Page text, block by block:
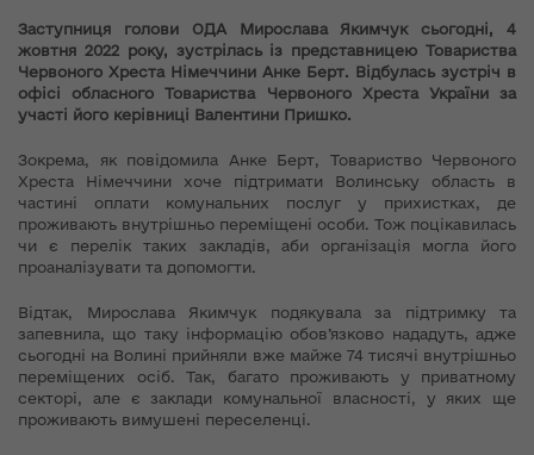
Заступниця голови ОДА Мирослава Якимчук сьогодні, 4
жовтня 2022 року, зустрілась із представницею Товариства
Червоного Хреста Німеччини Анке Берт. Відбулась зустріч в
офісі обласного Товариства Червоного Хреста України за
участі його керівниці Валентини Пришко.
Зокрема, як повідомила Анке Берт, Товариство Червоного
Хреста Німеччини хоче підтримати Волинську область в
частині оплати комунальних послуг у прихистках, де
проживають внутрішньо переміщені особи. Тож поцікавилась
чи є перелік таких закладів, аби організація могла його
проаналізувати та допомогти.
Відтак, Мирослава Якимчук подякувала за підтримку та
запевнила, що таку інформацію обов’язково нададуть, адже
сьогодні на Волині прийняли вже майже 74 тисячі внутрішньо
переміщених осіб. Так, багато проживають у приватному
секторі, але є заклади комунальної власності, у яких ще
проживають вимушені переселенці.